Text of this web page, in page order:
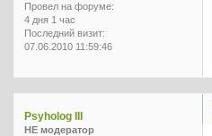
Провел на форуме:
4 дня 1 час
Последний визит:
07.06.2010 11:59:46
Psyholog III
НЕ модератор